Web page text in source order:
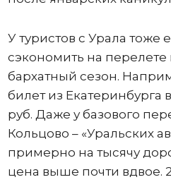
У туристов с Урала тоже
сэкономить на
бархатный сезон.
билет из Екатеринбурга
руб. Даже у базового
Кольцово – «Уральских
примерно на тысячу
цена выше почти вдвое.